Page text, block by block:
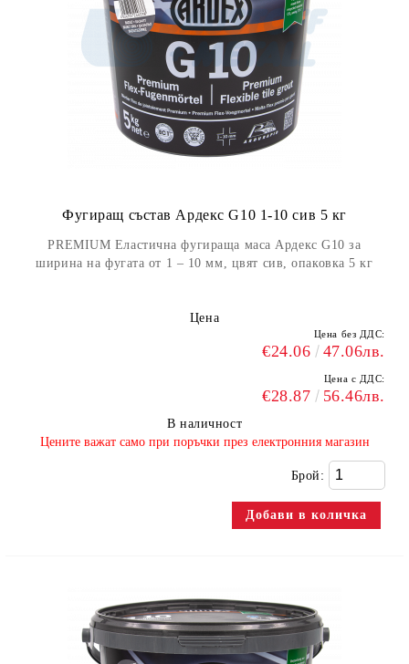
Фугиращ състав Ардекс G10 1-10 сив 5 кг
PREMIUM Еластична фугираща маса Ардекс G10 за
ширина на фугата от 1 – 10 мм, цвят сив, опаковка 5 кг
Цена
Цена без ДДС:
€24.06 47.06лв.
Цена с ДДС:
€28.87 56.46лв.
В наличност
​Цените важат само при поръчки през електронния магазин
Брой: